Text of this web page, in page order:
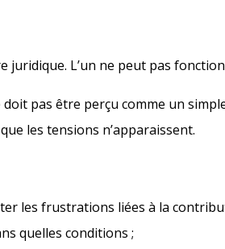
L’un ne peut pas
pas être perçu comme un
les tensions n’apparaissent.
les frustrations liées à la
quelles conditions ;